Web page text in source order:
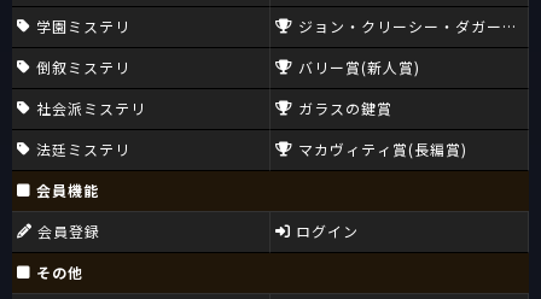
学園ミステリ
倒叙ミステリ
社会派ミステリ
法廷ミステリ
ジョン・クリーシー・ダガー賞
バリー賞(新人賞)
ガラスの鍵賞
マカヴィティ賞(長編賞)
会員機能
会員登録
ログイン
その他